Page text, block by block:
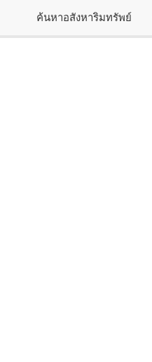
ค้นหาอสังหาริมทรัพย์